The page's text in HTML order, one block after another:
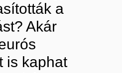
a
Akár
is kaphat